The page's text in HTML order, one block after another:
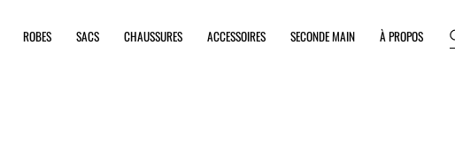
ROBES SACS CHAUSSURES ACCESSOIRES SECONDE MAIN À PROPOS